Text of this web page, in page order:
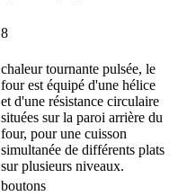
8
chaleur tournante pulsée, le
four est équipé d'une hélice
et d'une résistance circulaire
situées sur la paroi arrière du
four, pour une cuisson
simultanée de différents plats
sur plusieurs niveaux.
boutons